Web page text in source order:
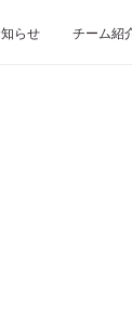
らせ チーム紹